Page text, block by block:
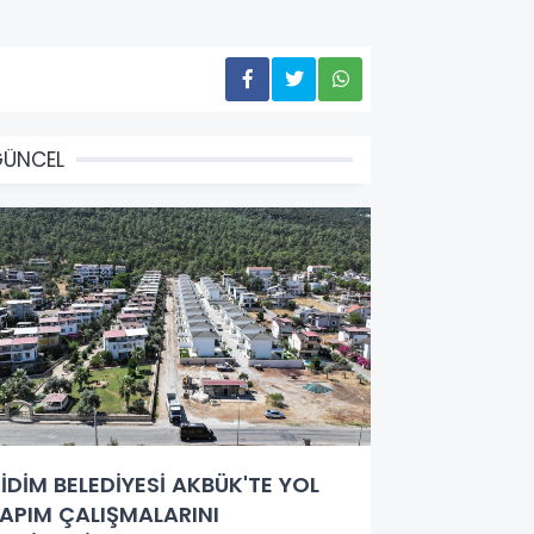
BELEDİYESİ AKBÜK'TE YOL
ÇALIŞMALARINI